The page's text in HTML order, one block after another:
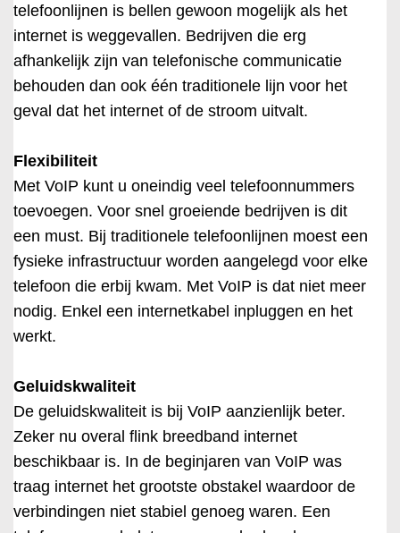
telefoonlijnen is bellen gewoon mogelijk als het
internet is weggevallen. Bedrijven die erg
afhankelijk zijn van telefonische communicatie
behouden dan ook één traditionele lijn voor het
geval dat het internet of de stroom uitvalt.
Flexibiliteit
Met VoIP kunt u oneindig veel telefoonnummers
toevoegen. Voor snel groeiende bedrijven is dit
een must. Bij traditionele telefoonlijnen moest een
fysieke infrastructuur worden aangelegd voor elke
telefoon die erbij kwam. Met VoIP is dat niet meer
nodig. Enkel een internetkabel inpluggen en het
werkt.
Geluidskwaliteit
De geluidskwaliteit is bij VoIP aanzienlijk beter.
Zeker nu overal flink breedband internet
beschikbaar is. In de beginjaren van VoIP was
traag internet het grootste obstakel waardoor de
verbindingen niet stabiel genoeg waren. Een